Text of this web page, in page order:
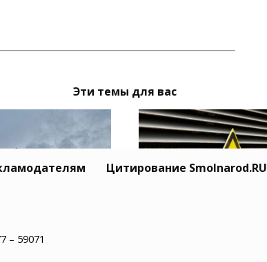
Эти темы для вас
в
Цитирование Smolnarod.RU
– 59071